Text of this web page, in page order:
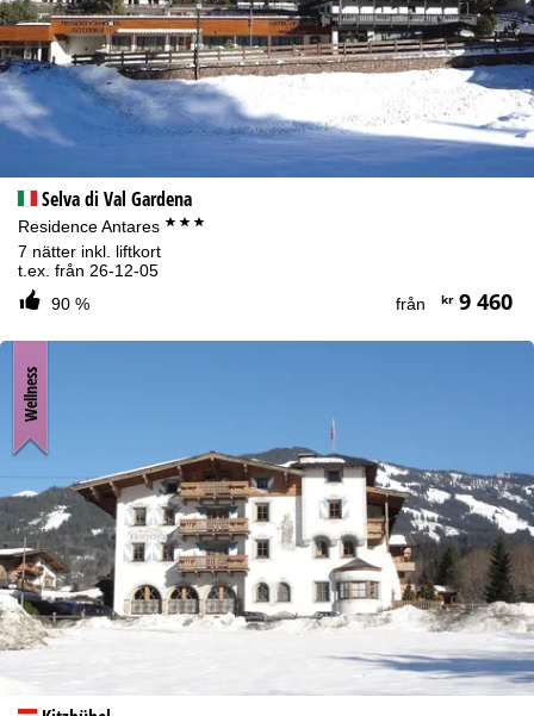
Selva di Val Gardena
Residence Antares ***
7 nätter inkl. liftkort
t.ex. från 26-12-05
90 %
från kr9 460
Wellness